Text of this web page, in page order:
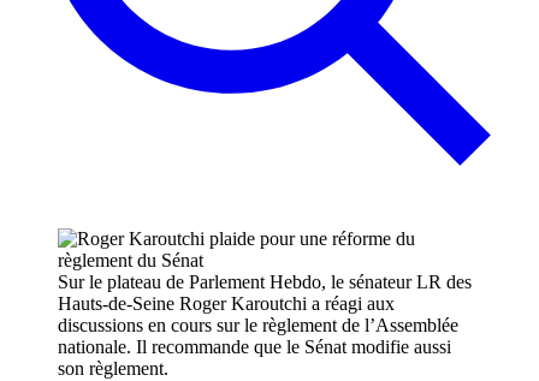
Sur le plateau de Parlement Hebdo, le sénateur LR des
Hauts-de-Seine Roger Karoutchi a réagi aux
discussions en cours sur le règlement de l’Assemblée
nationale. Il recommande que le Sénat modifie aussi
son règlement.